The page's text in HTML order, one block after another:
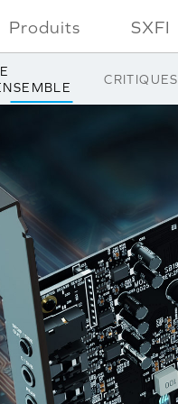
Produits SXFI
CRITIQUES